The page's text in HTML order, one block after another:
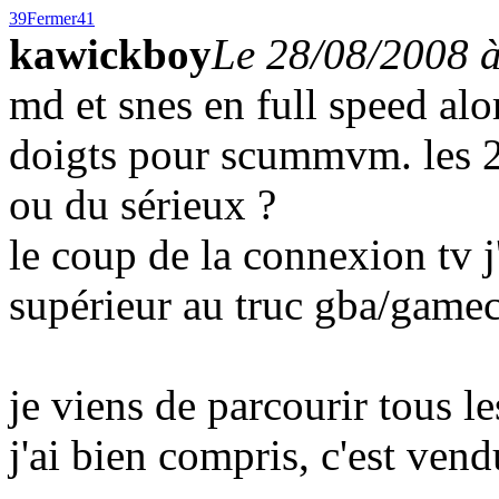
39Fermer41
kawickboyLe 28/08/2008
md et snes en full speed
doigts pour scummvm. les
ou du sérieux ?
le coup de la connexion tv
supérieur au truc gba/
je viens de parcourir tous
j'ai bien compris, c'est